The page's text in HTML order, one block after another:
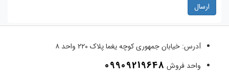
ارسال
آدرس: خیابان جمهوری کوچه یغما پلاک ۲۲۰ واحد ۸
واحد فروش 09909219648